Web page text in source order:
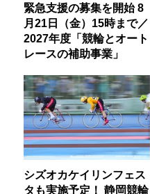
緊急支援の募集を開始 8
月21日（金）15時まで／
2027年度「競輪とオート
レースの補助事業」
シズオカケイリンフェス
タも実施予定！ 静岡競輪